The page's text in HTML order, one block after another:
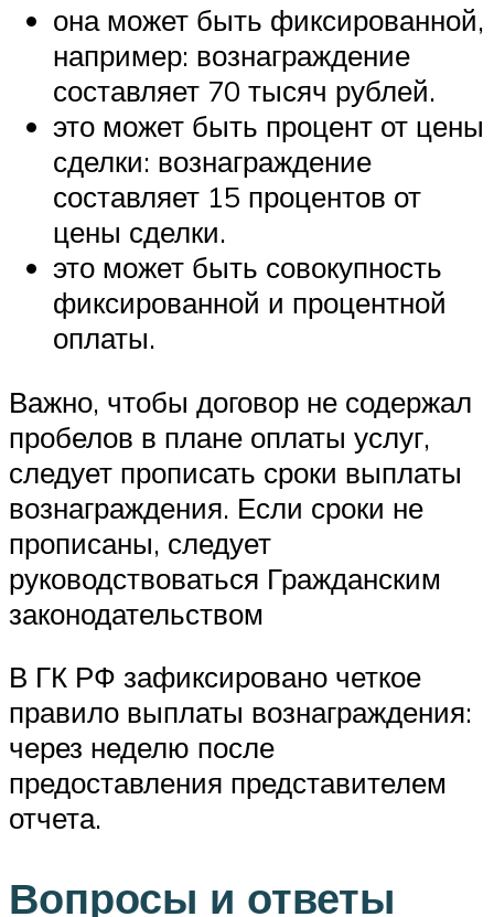
она может быть фиксированной,
например: вознаграждение
составляет 70 тысяч рублей.
это может быть процент от цены
сделки: вознаграждение
составляет 15 процентов от
цены сделки.
это может быть совокупность
фиксированной и процентной
оплаты.
Важно, чтобы договор не содержал
пробелов в плане оплаты услуг,
следует прописать сроки выплаты
вознаграждения. Если сроки не
прописаны, следует
руководствоваться Гражданским
законодательством
В ГК РФ зафиксировано четкое
правило выплаты вознаграждения:
через неделю после
предоставления представителем
отчета.
Вопросы и ответы